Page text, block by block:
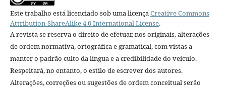
Este trabalho está licenciado sob uma licençaCreative Commons
Attribution-ShareAlike 4.0 International License.
A revista se reserva o direito de efetuar, nos originais, alterações
de ordem normativa, ortográfica e gramatical, com vistas a
manter o padrão culto da língua e a credibilidade do veículo.
Respeitará, no entanto, o estilo de escrever dos autores.
Alterações, correções ou sugestões de ordem conceitual serão